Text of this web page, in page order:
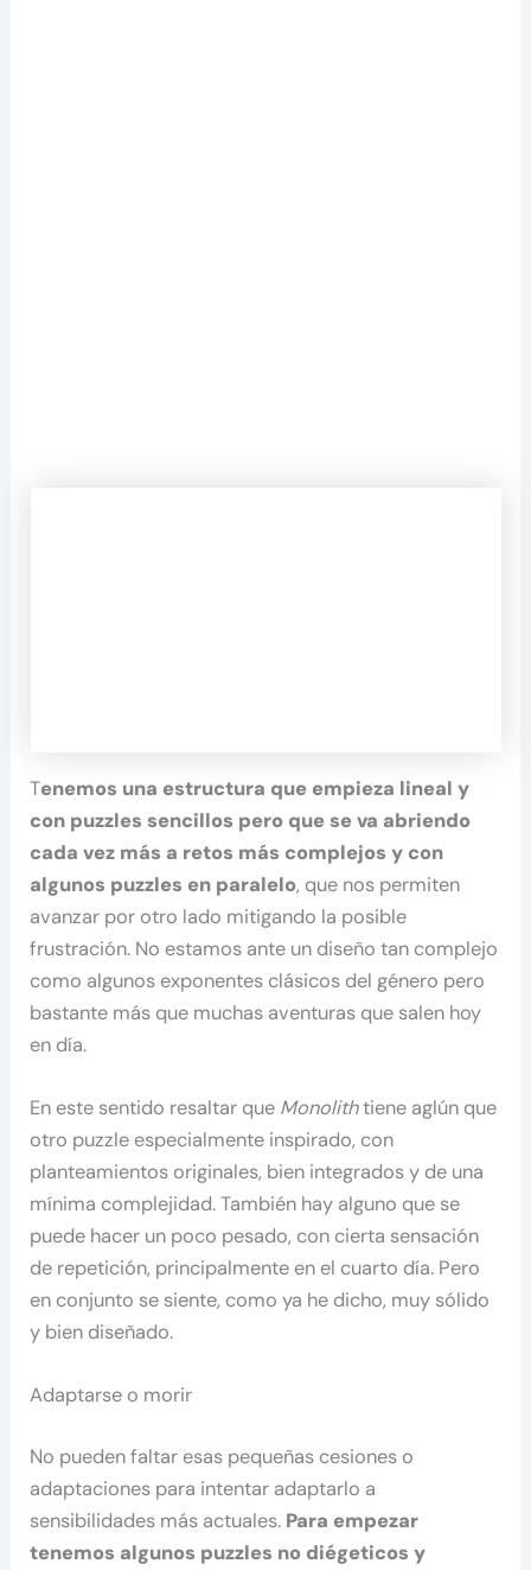
Tenemos una estructura que empieza lineal y
con puzzles sencillos pero que se va abriendo
cada vez más a retos más complejos y con
algunos puzzles en paralelo, que nos permiten
avanzar por otro lado mitigando la posible
frustración. No estamos ante un diseño tan complejo
como algunos exponentes clásicos del género pero
bastante más que muchas aventuras que salen hoy
en día.
En este sentido resaltar que Monolithtiene aglún que
otro puzzle especialmente inspirado, con
planteamientos originales, bien integrados y de una
mínima complejidad. También hay alguno que se
puede hacer un poco pesado, con cierta sensación
de repetición, principalmente en el cuarto día. Pero
en conjunto se siente, como ya he dicho, muy sólido
y bien diseñado.
Adaptarse o morir
No pueden faltar esas pequeñas cesiones o
adaptaciones para intentar adaptarlo a
sensibilidades más actuales. Para empezar
tenemos algunos puzzles no diégeticos y